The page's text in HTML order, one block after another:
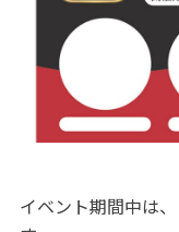
イベント期間中は